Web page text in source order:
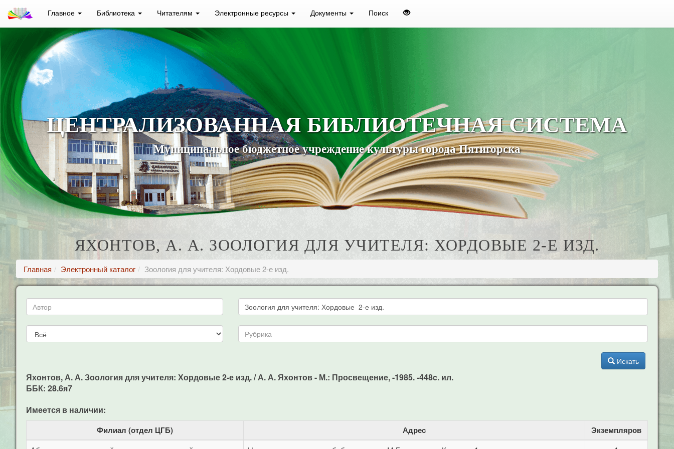
Главное Библиотека Читателям Электронные ресурсы Документы Поиск
ЦЕНТРАЛИЗОВАННАЯ БИБЛИОТЕЧНАЯ СИСТЕМА
Муниципальное бюджетное учреждение культуры города Пятигорска
ЯХОНТОВ, А. А. ЗООЛОГИЯ ДЛЯ УЧИТЕЛЯ: ХОРДОВЫЕ 2-Е ИЗД.
Главная Электронный каталог Зоология для учителя: Хордовые 2-е изд.
Искать
Яхонтов, А. А. Зоология для учителя: Хордовые 2-е изд. / А. А. Яхонтов - М.: Просвещение, -1985. -448c. ил.
ББК: 28.6я7
Имеется в наличии:
Филиал (отдел ЦГБ) Адрес Экземпляров